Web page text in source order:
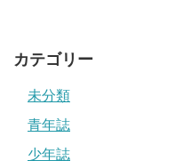
カテゴリー
未分類
青年誌
少年誌